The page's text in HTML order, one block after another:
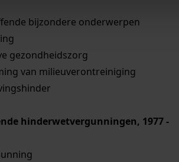
bijzondere onderwerpen
gezondheidszorg
van milieuverontreiniging
hinderwetvergunningen, 1977 -